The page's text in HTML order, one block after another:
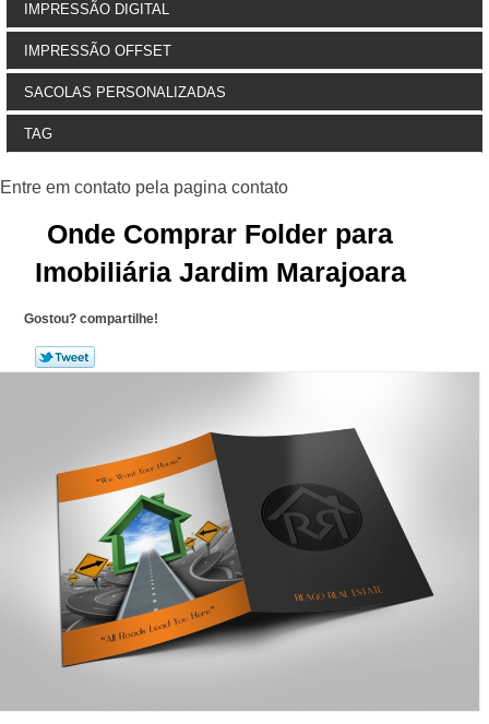
IMPRESSÃO DIGITAL
IMPRESSÃO OFFSET
SACOLAS PERSONALIZADAS
TAG
Onde Comprar Folder para
Imobiliária Jardim Marajoara
Gostou? compartilhe!